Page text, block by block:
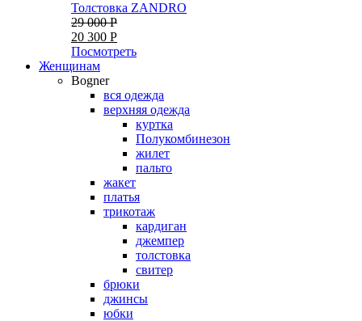
Толстовка ZANDRO
29 000 Р
20 300 Р
Посмотреть
Женщинам
Bogner
вся одежда
верхняя одежда
куртка
Полукомбинезон
жилет
пальто
жакет
платья
трикотаж
кардиган
джемпер
толстовка
свитер
брюки
джинсы
юбки